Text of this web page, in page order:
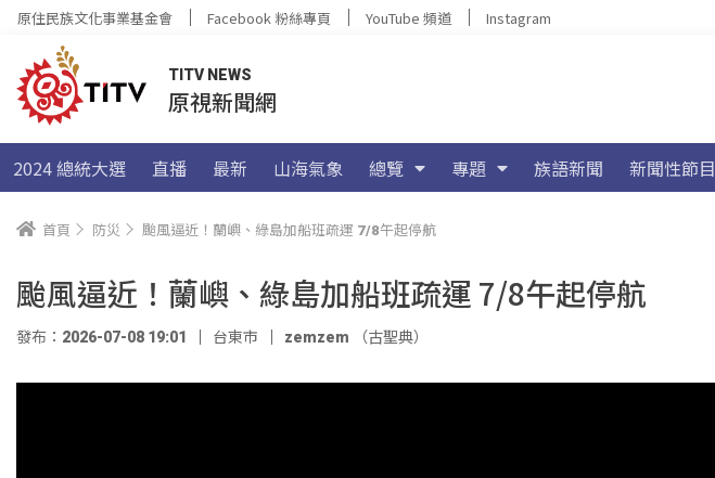
原住民族文化事業基金會 Facebook 粉絲專頁 YouTube 頻道 Instagram
TITV NEWS
原視新聞網
2024 總統大選 直播 最新 山海氣象 總覽 專題 族語新聞 新聞性節目
首頁 防災 颱風逼近！蘭嶼、綠島加船班疏運 7/8午起停航
颱風逼近！蘭嶼、綠島加船班疏運 7/8午起停航
發布：2026-07-08 19:01 台東市 zemzem （古聖典）